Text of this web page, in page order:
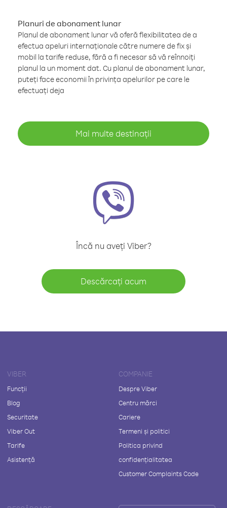
Planuri de abonament lunar
Planul de abonament lunar vă oferă flexibilitatea de a
efectua apeluri internaționale către numere de fix și
mobil la tarife reduse, fără a fi necesar să vă reînnoiți
planul la un moment dat. Cu planul de abonament lunar,
puteți face economii în privința apelurilor pe care le
efectuați deja
Mai multe destinații
Încă nu aveți Viber?
Descărcați acum
VIBER
Funcții
Blog
Securitate
Viber Out
Tarife
Asistență
COMPANIE
Despre Viber
Centru mărci
Cariere
Termeni și politici
Politica privind
confidențialitatea
Customer Complaints Code